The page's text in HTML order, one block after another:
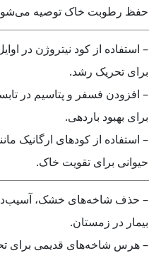
حفظ رطوبت خاک توصیه
– استفاده از کود نیتروژن در
برای تحریک رشد.
– افزودن فسفر و پتاسیم در
برای بهبود باردهی.
– استفاده از کودهای ارگانیک
حیوانی برای تقویت خاک.
– حذف شاخه‌های خشک،
بیمار در زمستان.
– هرس شاخه‌های قدیمی برای